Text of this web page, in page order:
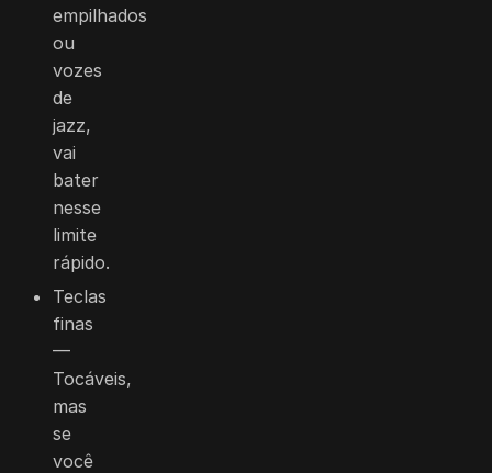
empilhados
ou
vozes
de
jazz,
vai
bater
nesse
limite
rápido.
Teclas
finas
—
Tocáveis,
mas
se
você